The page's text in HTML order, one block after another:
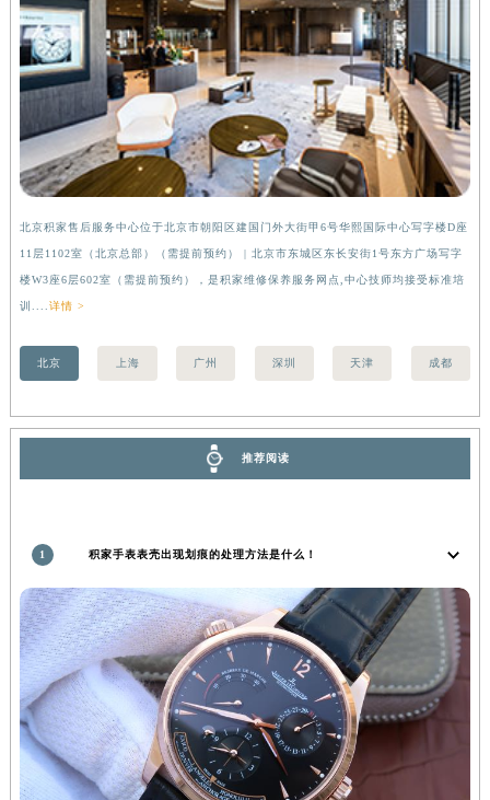
北京积家售后服务中心位于北京市朝阳区建国门外大街甲6号华熙国际中心写字楼D座
11层1102室（北京总部）（需提前预约） | 北京市东城区东长安街1号东方广场写字
楼W3座6层602室（需提前预约），是积家维修保养服务网点,中心技师均接受标准培
训.... 详情 >
北京 上海 广州 深圳 天津 成都
推荐阅读
1 积家手表表壳出现划痕的处理方法是什么！